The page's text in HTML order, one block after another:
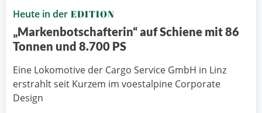
Heute in der EDITION
„Markenbotschafterin“ auf Schiene mit 86
Tonnen und 8.700 PS
Eine Lokomotive der Cargo Service GmbH in Linz
erstrahlt seit Kurzem im voestalpine Corporate
Design